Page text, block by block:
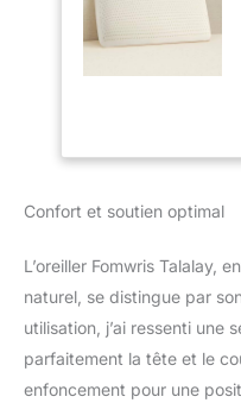
Confort et soutien optimal
L’oreiller Fomwris Talalay,
naturel, se distingue par
utilisation, j’ai ressenti une
parfaitement la tête et le
enfoncement pour une